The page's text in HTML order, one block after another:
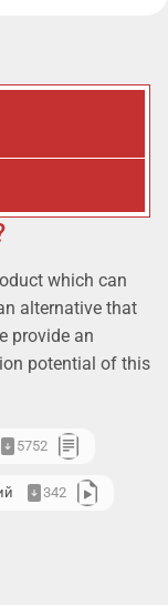
which can
alternative that
provide an
potential of this
5752
342